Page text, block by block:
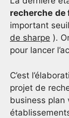
recherche de
important
de sharpe ).
pour lancer
C’est
projet de
business plan